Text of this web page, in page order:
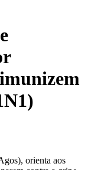
orienta aos